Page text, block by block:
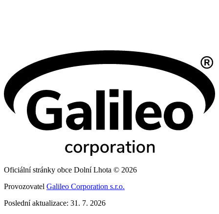
Oficiální stránky obce Dolní Lhota © 2026
Provozovatel Galileo Corporation s.r.o.
Poslední aktualizace: 31. 7. 2026